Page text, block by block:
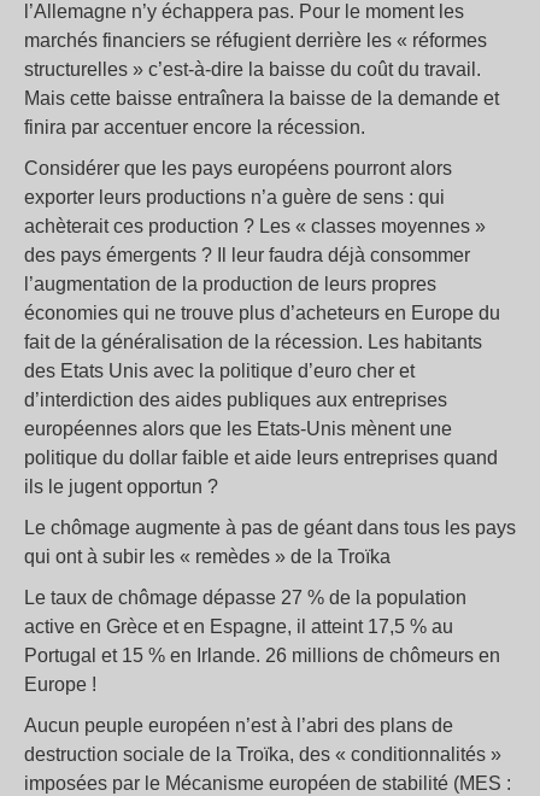
l’Allemagne n’y échappera pas. Pour le moment les
marchés financiers se réfugient derrière les « réformes
structurelles » c’est-à-dire la baisse du coût du travail.
Mais cette baisse entraînera la baisse de la demande et
finira par accentuer encore la récession.
Considérer que les pays européens pourront alors
exporter leurs productions n’a guère de sens : qui
achèterait ces production ? Les « classes moyennes »
des pays émergents ? Il leur faudra déjà consommer
l’augmentation de la production de leurs propres
économies qui ne trouve plus d’acheteurs en Europe du
fait de la généralisation de la récession. Les habitants
des Etats Unis avec la politique d’euro cher et
d’interdiction des aides publiques aux entreprises
européennes alors que les Etats-Unis mènent une
politique du dollar faible et aide leurs entreprises quand
ils le jugent opportun ?
Le chômage augmente à pas de géant dans tous les pays
qui ont à subir les « remèdes » de la Troïka
Le taux de chômage dépasse 27 % de la population
active en Grèce et en Espagne, il atteint 17,5 % au
Portugal et 15 % en Irlande. 26 millions de chômeurs en
Europe !
Aucun peuple européen n’est à l’abri des plans de
destruction sociale de la Troïka, des « conditionnalités »
imposées par le Mécanisme européen de stabilité (MES :